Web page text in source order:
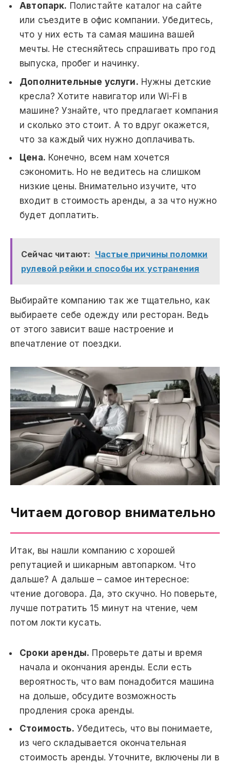
Автопарк. Полистайте каталог на сайте
или съездите в офис компании. Убедитесь,
что у них есть та самая машина вашей
мечты. Не стесняйтесь спрашивать про год
выпуска, пробег и начинку.
Дополнительные услуги. Нужны детские
кресла? Хотите навигатор или Wi-Fi в
машине? Узнайте, что предлагает компания
и сколько это стоит. А то вдруг окажется,
что за каждый чих нужно доплачивать.
Цена. Конечно, всем нам хочется
сэкономить. Но не ведитесь на слишком
низкие цены. Внимательно изучите, что
входит в стоимость аренды, а за что нужно
будет доплатить.
Сейчас читают: Частые причины поломки
рулевой рейки и способы их устранения
Выбирайте компанию так же тщательно, как
выбираете себе одежду или ресторан. Ведь
от этого зависит ваше настроение и
впечатление от поездки.
Читаем договор внимательно
Итак, вы нашли компанию с хорошей
репутацией и шикарным автопарком. Что
дальше? А дальше – самое интересное:
чтение договора. Да, это скучно. Но поверьте,
лучше потратить 15 минут на чтение, чем
потом локти кусать.
Сроки аренды. Проверьте даты и время
начала и окончания аренды. Если есть
вероятность, что вам понадобится машина
на дольше, обсудите возможность
продления срока аренды.
Стоимость. Убедитесь, что вы понимаете,
из чего складывается окончательная
стоимость аренды. Уточните, включены ли в